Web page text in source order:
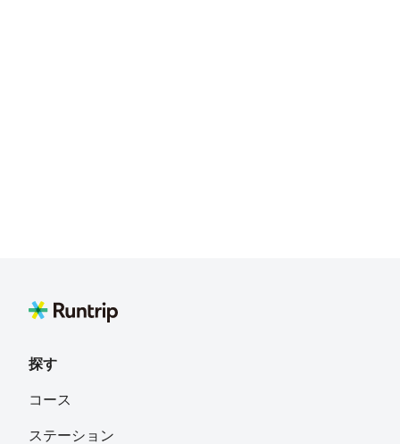
探す
コース
ステーション